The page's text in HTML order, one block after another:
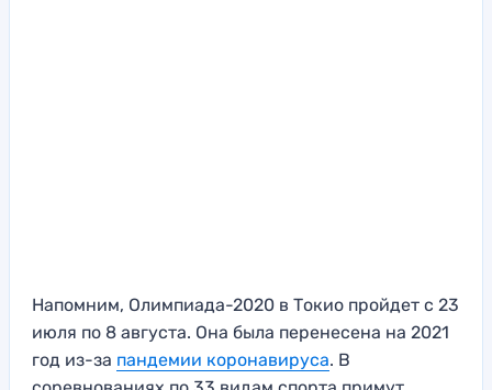
Напомним, Олимпиада-2020 в Токио пройдет с 23
июля по 8 августа. Она была перенесена на 2021
год из-за пандемии коронавируса. В